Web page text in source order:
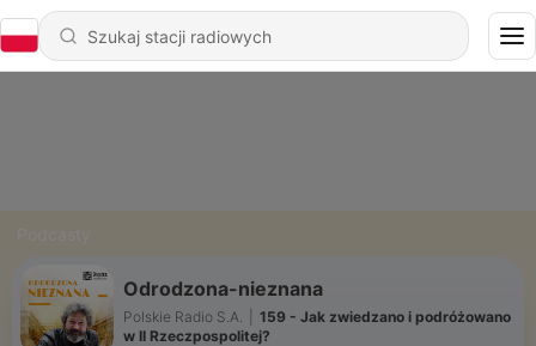
Odrodzona-nieznana
Polskie Radio S.A.
159 - Jak zwiedzano i podróżowano
w II Rzeczpospolitej?